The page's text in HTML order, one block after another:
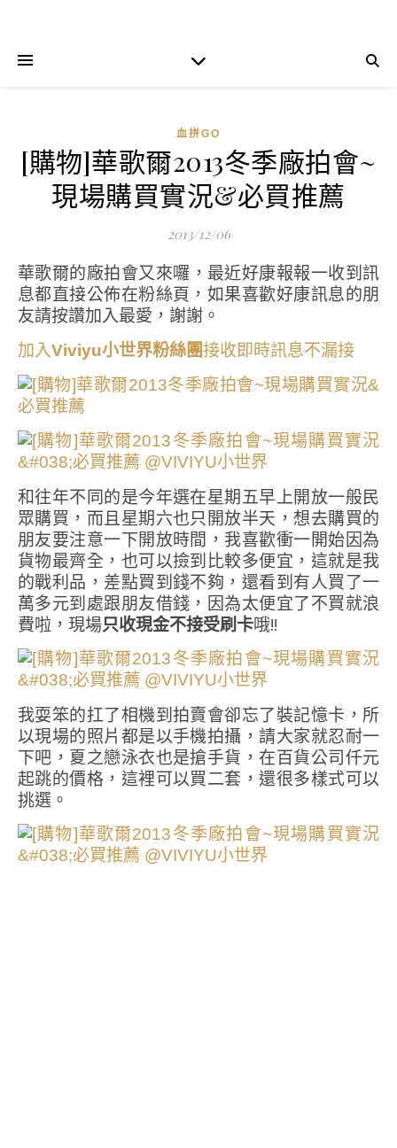
血拼GO
[購物]華歌爾2013冬季廠拍會~
現場購買實況&必買推薦
2013/12/06
華歌爾的廠拍會又來囉，最近好康報報一收到訊
息都直接公佈在粉絲頁，如果喜歡好康訊息的朋
友請按讚加入最愛，謝謝。
加入Viviyu小世界粉絲團接收即時訊息不漏接
和往年不同的是今年選在星期五早上開放一般民
眾購買，而且星期六也只開放半天，想去購買的
朋友要注意一下開放時間，我喜歡衝一開始因為
貨物最齊全，也可以撿到比較多便宜，這就是我
的戰利品，差點買到錢不夠，還看到有人買了一
萬多元到處跟朋友借錢，因為太便宜了不買就浪
費啦，現場只收現金不接受刷卡哦!!
我耍笨的扛了相機到拍賣會卻忘了裝記憶卡，所
以現場的照片都是以手機拍攝，請大家就忍耐一
下吧，夏之戀泳衣也是搶手貨，在百貨公司仟元
起跳的價格，這裡可以買二套，還很多樣式可以
挑選。